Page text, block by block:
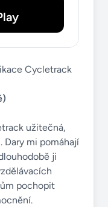
Cycletrack
užitečná,
Dary mi pomáhají
ji
pochopit